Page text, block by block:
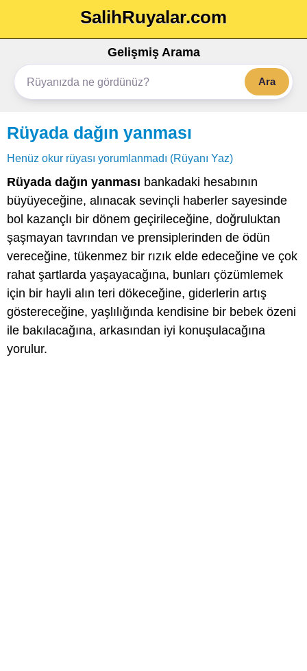
SalihRuyalar.com
Gelişmiş Arama
Ara
Rüyada dağın yanması
Henüz okur rüyası yorumlanmadı (Rüyanı Yaz)
Rüyada dağın yanması bankadaki hesabının
büyüyeceğine, alınacak sevinçli haberler sayesinde
bol kazançlı bir dönem geçirileceğine, doğruluktan
şaşmayan tavrından ve prensiplerinden de ödün
vereceğine, tükenmez bir rızık elde edeceğine ve çok
rahat şartlarda yaşayacağına, bunları çözümlemek
için bir hayli alın teri dökeceğine, giderlerin artış
göstereceğine, yaşlılığında kendisine bir bebek özeni
ile bakılacağına, arkasından iyi konuşulacağına
yorulur.